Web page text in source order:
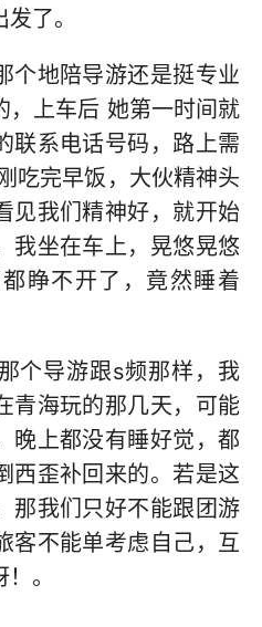
了。
个地陪导游还是挺专业
，上车后 她第一时间就
联系电话号码，路上需
吃完早饭，大伙精神头
见我们精神好，就开始
我坐在车上，晃悠晃悠
睁不开了，竟然睡着
个导游跟s频那样，我
青海玩的那几天，可能
晚上都没有睡好觉，都
西歪补回来的。若是这
那我们只好不能跟团游
客不能单考虑自己，互
。